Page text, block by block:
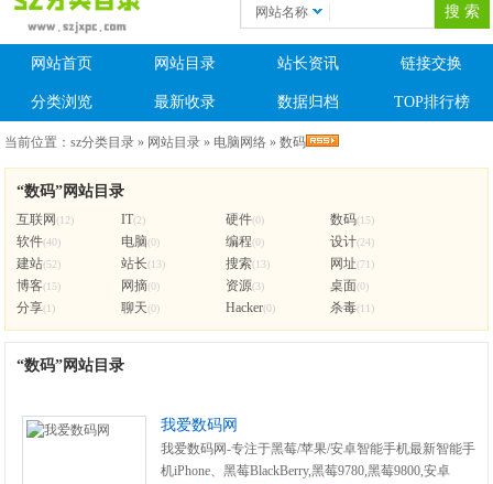
网站名称
网站首页 网站目录 站长资讯 链接交换
分类浏览 最新收录 数据归档 TOP排行榜
当前位置：sz分类目录 » 网站目录 » 电脑网络 »数码
“数码”网站目录
互联网(12) IT(2) 硬件(0) 数码(15)
软件(40) 电脑(0) 编程(0) 设计(24)
建站(52) 站长(13) 搜索(13) 网址(71)
博客(15) 网摘(0) 资源(3) 桌面(0)
分享(1) 聊天(0) Hacker(0) 杀毒(11)
“数码”网站目录
我爱数码网
我爱数码网-专注于黑莓/苹果/安卓智能手机最新智能手
机iPhone、黑莓BlackBerry,黑莓9780,黑莓9800,安卓